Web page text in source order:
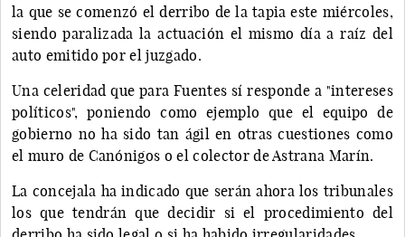
la que se comenzó el derribo de la tapia este miércoles,
siendo paralizada la actuación el mismo día a raíz del
auto emitido por el juzgado.
Una celeridad que para Fuentes sí responde a "intereses
políticos", poniendo como ejemplo que el equipo de
gobierno no ha sido tan ágil en otras cuestiones como
el muro de Canónigos o el colector de Astrana Marín.
La concejala ha indicado que serán ahora los tribunales
los que tendrán que decidir si el procedimiento del